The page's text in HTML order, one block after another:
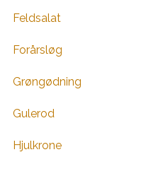
Feldsalat
Forårsløg
Grøngødning
Gulerod
Hjulkrone